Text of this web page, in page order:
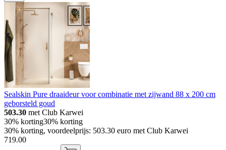
Sealskin Pure draaideur voor combinatie met zijwand 88 x 200 cm
geborsteld goud
503.30 met Club Karwei
30% korting30% korting
30% korting, voordeelprijs: 503.30 euro met Club Karwei
719.00